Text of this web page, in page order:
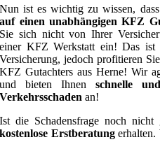
Nun ist es wichtig zu wissen,
auf einen unabhängigen KFZ
Sie sich nicht von Ihrer
einer KFZ Werkstatt ein! Das ist
Versicherung, jedoch profitieren
KFZ Gutachters aus Herne! Wir
und bieten Ihnenschnelle
Verkehrsschaden an!
Ist die Schadensfrage noch
kostenlose Erstberatungerhalten.